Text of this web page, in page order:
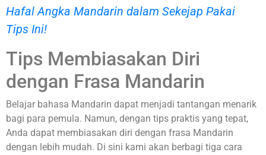
Hafal Angka Mandarin dalam Sekejap Pakai
Tips Ini!
Tips Membiasakan Diri
dengan Frasa Mandarin
Belajar bahasa Mandarin dapat menjadi tantangan menarik
bagi para pemula. Namun, dengan tips praktis yang tepat,
Anda dapat membiasakan diri dengan frasa Mandarin
dengan lebih mudah. Di sini kami akan berbagi tiga cara